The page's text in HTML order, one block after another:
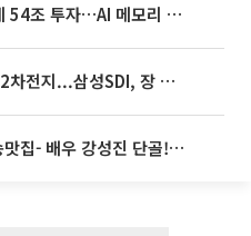
SK하이닉스, 용인·청주에 54조 투자…AI 메모리 생산기지 키운다
[특징주] 반도체 온기 탄 2차전지...삼성SDI, 장 초반 7% 넘게 껑충
'2TV 생생정보' 오늘방송맛집- 배우 강성진 단골! 쌀국수ㆍ푸팟퐁 커리 맛집 '블○○○'